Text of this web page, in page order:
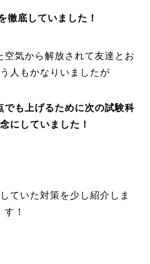
徹底していました！
空気から解放されて友達とお
人もかなりいましたが
でも上げるために次の試験科
にしていました！
ていた対策を少し紹介しま
す！